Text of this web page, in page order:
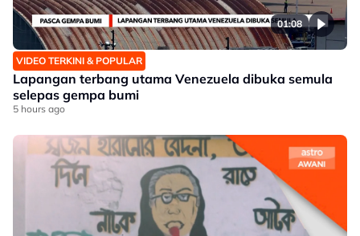
01:08
VIDEO TERKINI & POPULAR
Lapangan terbang utama Venezuela dibuka semula
selepas gempa bumi
5 hours ago